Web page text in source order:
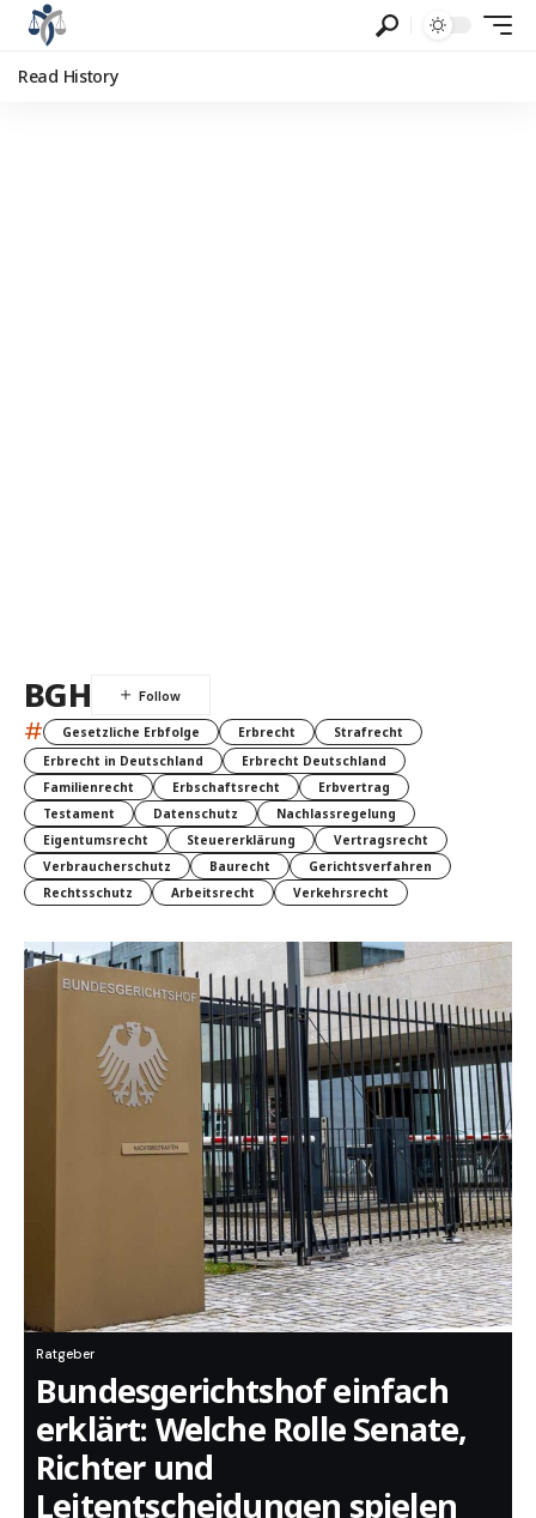
Read History
BGH
# Gesetzliche Erbfolge Erbrecht
Strafrecht
Erbrecht in Deutschland
Erbrecht Deutschland
Familienrecht
Erbschaftsrecht
Erbvertrag
Testament
Datenschutz
Nachlassregelung
Eigentumsrecht
Steuererklärung
Vertragsrecht
Verbraucherschutz
Baurecht
Gerichtsverfahren
Rechtsschutz
Arbeitsrecht Verkehrsrecht
Ratgeber
Bundesgerichtshof einfach
erklärt: Welche Rolle Senate,
Richter und
Leitentscheidungen spielen